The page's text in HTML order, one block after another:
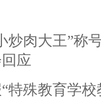
炒肉大王”称
应
特殊教育学